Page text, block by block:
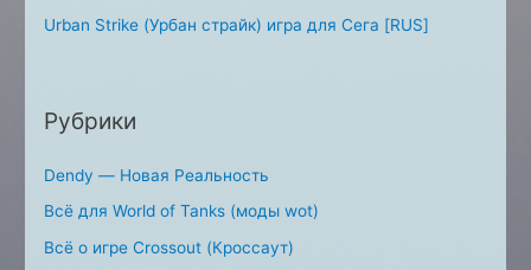
Urban Strike (Урбан страйк) игра для Сега [RUS]
Рубрики
Dendy — Новая Реальность
Всё для World of Tanks (моды wot)
Всё о игре Crossout (Кроссаут)